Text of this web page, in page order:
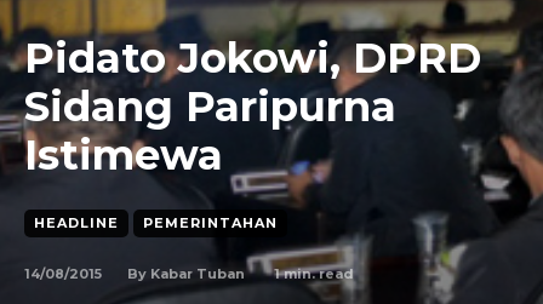
Pidato Jokowi, DPRD
Sidang Paripurna
Istimewa
HEADLINE PEMERINTAHAN
14/08/2015 By Kabar Tuban 1min. read